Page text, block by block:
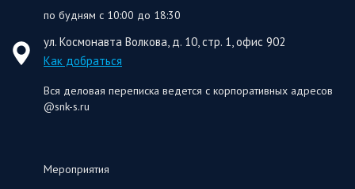
по будням с 10:00 до 18:30
ул. Космонавта Волкова, д. 10, стр. 1, офис 902
Как добраться
Вся деловая переписка ведется с корпоративных адресов
@snk-s.ru
Мероприятия